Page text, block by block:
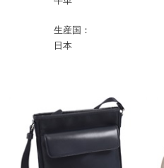
生産国：
日本